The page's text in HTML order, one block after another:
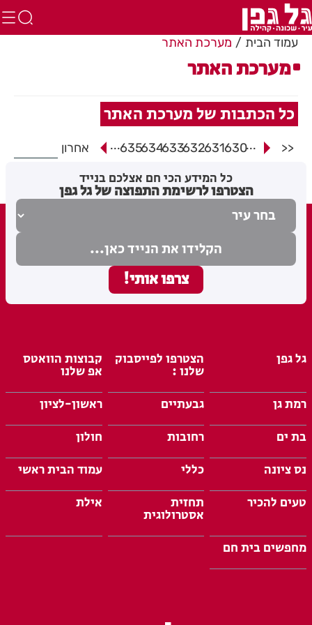
עמוד הבית מערכת האתר
מערכת האתר
כל הכתבות של מערכת האתר
<<
...
630
631
632
633
634
635
... אחרון
כל המידע הכי חם אצלכם בנייד
הצטרפו לרשימת התפוצה של גל גפן
גל גפן הצטרפו לפייסבוק
שלנו :
קבוצות הוואטס
אפ שלנו
רמת גן
גבעתיים
ראשון-לציון
בת ים
רחובות
חולון
נס ציונה
כללי
עמוד הבית ראשי
טעים להכיר
תחזית
אסטרולוגית
אילת
מחפשים בית חם